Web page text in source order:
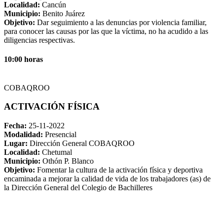
Localidad: Cancún
Municipio: Benito Juárez
Objetivo: Dar seguimiento a las denuncias por violencia familiar,
para conocer las causas por las que la víctima, no ha acudido a las
diligencias respectivas.
10:00 horas
COBAQROO
ACTIVACIÓN FÍSICA
Fecha: 25-11-2022
Modalidad: Presencial
Lugar: Dirección General COBAQROO
Localidad: Chetumal
Municipio: Othón P. Blanco
Objetivo: Fomentar la cultura de la activación física y deportiva
encaminada a mejorar la calidad de vida de los trabajadores (as) de
la Dirección General del Colegio de Bachilleres